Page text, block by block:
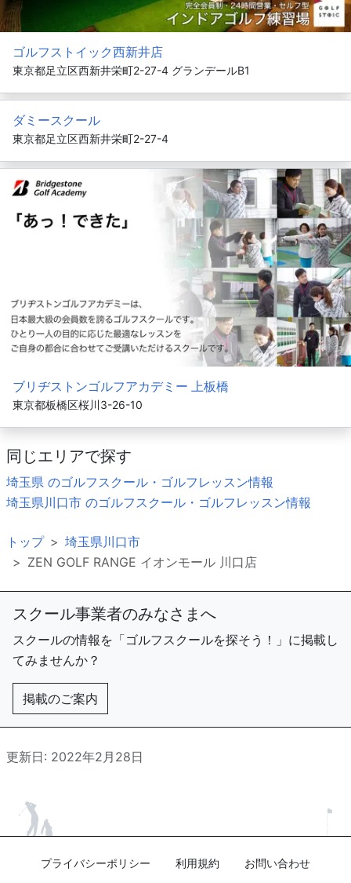
ゴルフストイック西新井店
東京都足立区西新井栄町2-27-4 グランデールB1
ダミースクール
東京都足立区西新井栄町2-27-4
ブリヂストンゴルフアカデミー 上板橋
東京都板橋区桜川3-26-10
同じエリアで探す
埼玉県 のゴルフスクール・ゴルフレッスン情報
埼玉県川口市 のゴルフスクール・ゴルフレッスン情報
トップ
埼玉県川口市
ZEN GOLF RANGE イオンモール 川口店
スクール事業者のみなさまへ
スクールの情報を「ゴルフスクールを探そう！」に掲載し
てみませんか？
掲載のご案内
更新日: 2022年2月28日
プライバシーポリシー 利用規約 お問い合わせ